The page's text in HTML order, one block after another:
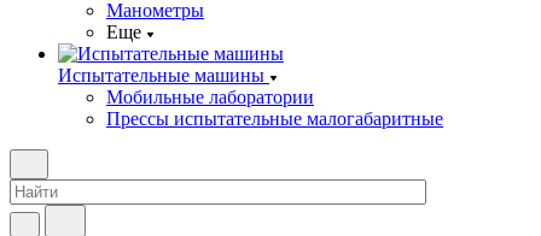
Манометры
Еще
Испытательные машины
Мобильные лаборатории
Прессы испытательные малогабаритные